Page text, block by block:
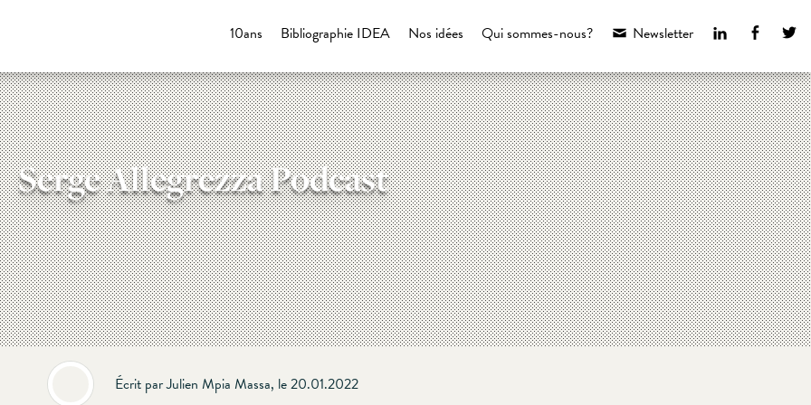
LinkedIn
Newsletter
Qui sommes-nous?
Nos idées
Bibliographie IDEA
10ans
Serge Allegrezza Podcast
Écrit par Julien Mpia Massa, le 20.01.2022